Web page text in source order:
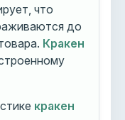
что
до
Кракен
кракен